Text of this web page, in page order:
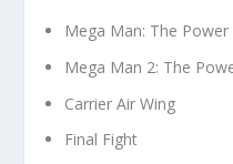
Mega Man: The
Mega Man 2: The
Carrier Air Wing
Final Fight